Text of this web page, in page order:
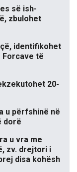
së ish-
zbulohet
identifikohet
Forcave të
20-
u përfshinë në
dorë
u vra me
zv. drejtori i
disa kohësh